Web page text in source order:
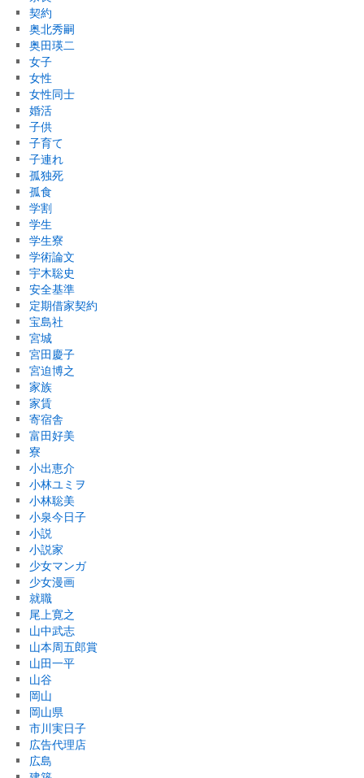
契約
奥北秀嗣
奥田瑛二
女子
女性
女性同士
婚活
子供
子育て
子連れ
孤独死
孤食
学割
学生
学生寮
学術論文
宇木聡史
安全基準
定期借家契約
宝島社
宮城
宮田慶子
宮迫博之
家族
家賃
寄宿舎
富田好美
寮
小出恵介
小林ユミヲ
小林聡美
小泉今日子
小説
小説家
少女マンガ
少女漫画
就職
尾上寛之
山中武志
山本周五郎賞
山田一平
山谷
岡山
岡山県
市川実日子
広告代理店
広島